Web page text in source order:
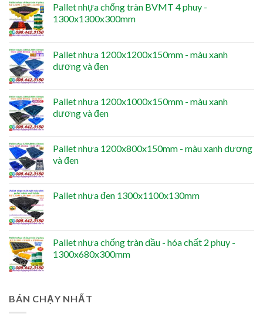
Pallet nhựa chống tràn BVMT 4 phuy -
1300x1300x300mm
Pallet nhựa 1200x1200x150mm - màu xanh
dương và đen
Pallet nhựa 1200x1000x150mm - màu xanh
dương và đen
Pallet nhựa 1200x800x150mm - màu xanh dương
và đen
Pallet nhựa đen 1300x1100x130mm
Pallet nhựa chống tràn dầu - hóa chất 2 phuy -
1300x680x300mm
BÁN CHẠY NHẤT